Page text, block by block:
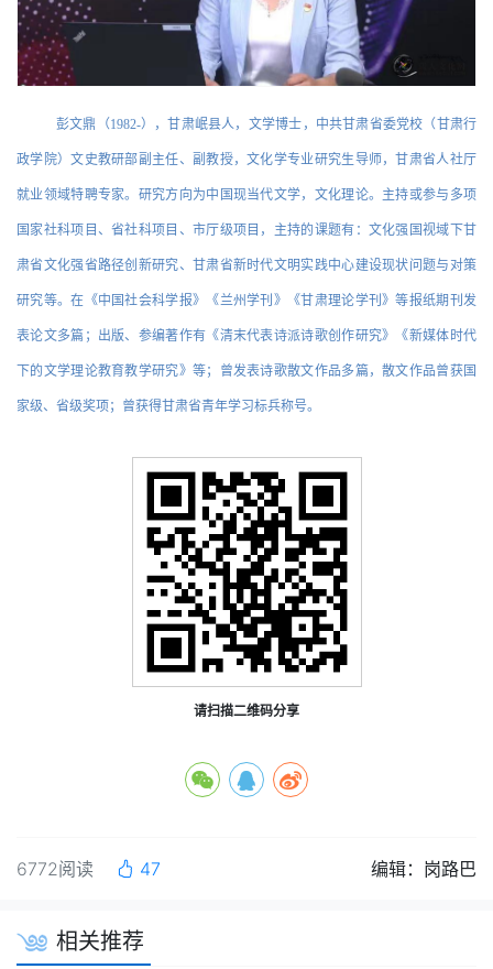
彭文鼎（1982-），甘肃岷县人，文学博士，中共甘肃省委党校（甘肃行
政学院）文史教研部副主任、副教授，文化学专业研究生导师，甘肃省人社厅
就业领域特聘专家。研究方向为中国现当代文学，文化理论。主持或参与多项
国家社科项目、省社科项目、市厅级项目，主持的课题有：文化强国视域下甘
肃省文化强省路径创新研究、甘肃省新时代文明实践中心建设现状问题与对策
研究等。在《中国社会科学报》《兰州学刊》《甘肃理论学刊》等报纸期刊发
表论文多篇；出版、参编著作有《清末代表诗派诗歌创作研究》《新媒体时代
下的文学理论教育教学研究》等；曾发表诗歌散文作品多篇，散文作品曾获国
家级、省级奖项；曾获得甘肃省青年学习标兵称号。
请扫描二维码分享
6772阅读 47 编辑：岗路巴
相关推荐